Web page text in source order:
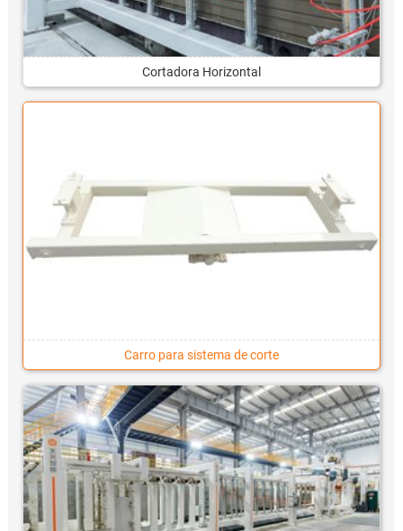
Cortadora Horizontal
Carro para sistema de corte